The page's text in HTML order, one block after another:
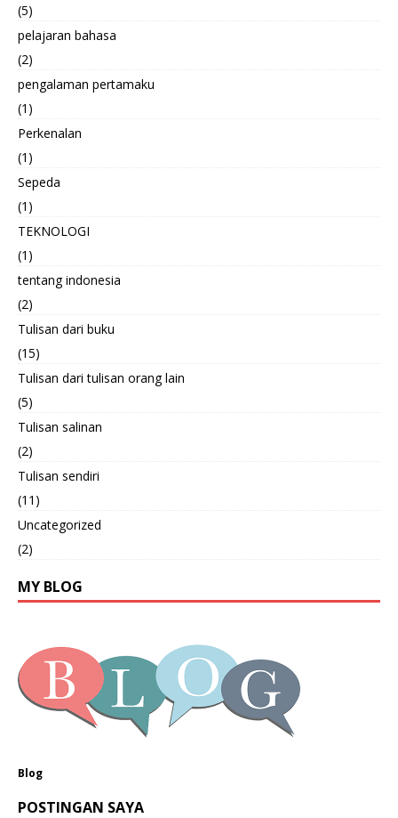
(5)
pelajaran bahasa
(2)
pengalaman pertamaku
(1)
Perkenalan
(1)
Sepeda
(1)
TEKNOLOGI
(1)
tentang indonesia
(2)
Tulisan dari buku
(15)
Tulisan dari tulisan orang lain
(5)
Tulisan salinan
(2)
Tulisan sendiri
(11)
Uncategorized
(2)
MY BLOG
Blog
POSTINGAN SAYA